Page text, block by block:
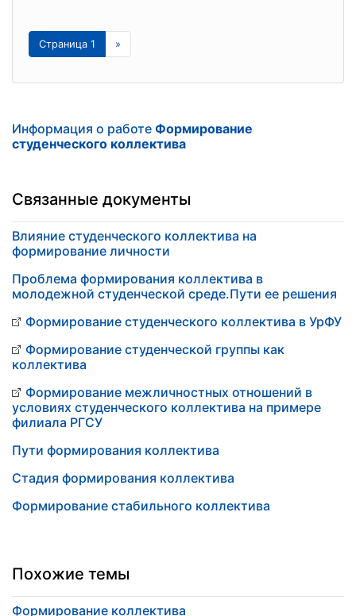
Страница 1 »
Информация о работе Формирование
студенческого коллектива
Связанные документы
Влияние студенческого коллектива на
формирование личности
Проблема формирования коллектива в
молодежной студенческой среде.Пути ее решения
Формирование студенческого коллектива в УрФУ
Формирование студенческой группы как
коллектива
Формирование межличностных отношений в
условиях студенческого коллектива на примере
филиала РГСУ
Пути формирования коллектива
Стадия формирования коллектива
Формирование стабильного коллектива
Похожие темы
Формирование коллектива